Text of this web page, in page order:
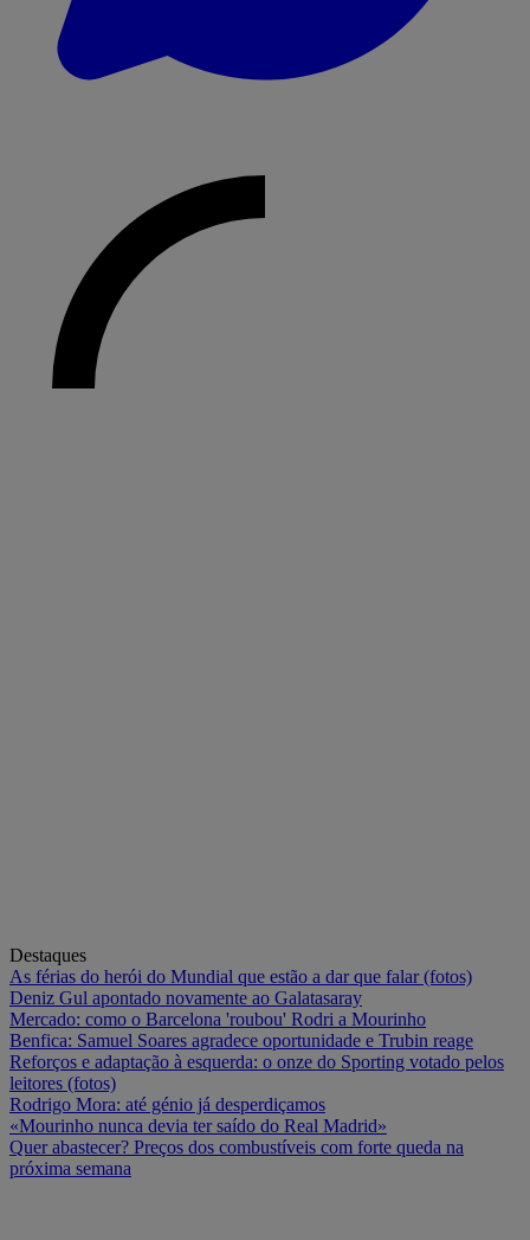
Destaques
As férias do herói do Mundial que estão a dar que falar (fotos)
Deniz Gul apontado novamente ao Galatasaray
Mercado: como o Barcelona 'roubou' Rodri a Mourinho
Benfica: Samuel Soares agradece oportunidade e Trubin reage
Reforços e adaptação à esquerda: o onze do Sporting votado pelos
leitores (fotos)
Rodrigo Mora: até génio já desperdiçamos
«Mourinho nunca devia ter saído do Real Madrid»
Quer abastecer? Preços dos combustíveis com forte queda na
próxima semana